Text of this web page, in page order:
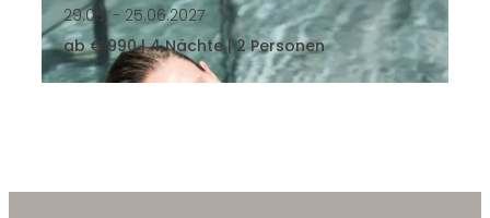
29.05. - 25.06.2027
ab € 990 | 4 Nächte | 2 Personen